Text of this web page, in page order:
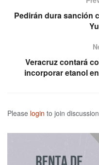
Pedirán dura sanción
Veracruz contará
incorporar etanol
Please login to join discussion